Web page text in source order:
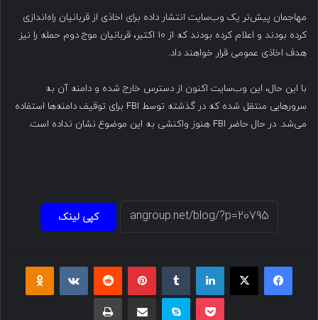
مهاجمان پیش‌تر یک وب‌سایت انتشار داده برای اخاذی از قربانیان راه‌اندازی
کرده بودند و اعلام کرده بودند که از ۱۰ اکتبر، قربانیان موج دوم حمله را نیز
هدف اخاذی عمومی قرار خواهند داد.
با این حال، این وب‌سایت اکنون از دسترس خارج شده و دامنه آن به
سرورهایی منتقل شده که در گذشته توسط FBI برای توقیف دامنه‌ها استفاده
می‌شد. در حال حاضر FBI هنوز واکنشی به این موضوع نشان نداده است.
کپی لینک
فیسبوک ایکس لینکداین پینتریست
پاکت اسکایپ چاپ